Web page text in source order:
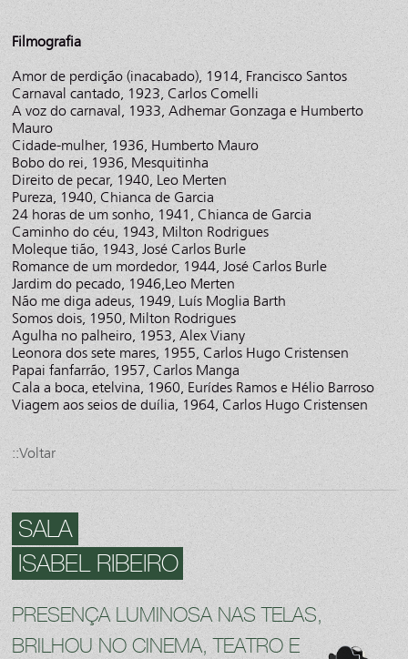
Filmografia
Amor de perdição (inacabado), 1914, Francisco Santos
Carnaval cantado, 1923, Carlos Comelli
A voz do carnaval, 1933, Adhemar Gonzaga e Humberto
Mauro
Cidade-mulher, 1936, Humberto Mauro
Bobo do rei, 1936, Mesquitinha
Direito de pecar, 1940, Leo Merten
Pureza, 1940, Chianca de Garcia
24 horas de um sonho, 1941, Chianca de Garcia
Caminho do céu, 1943, Milton Rodrigues
Moleque tião, 1943, José Carlos Burle
Romance de um mordedor, 1944, José Carlos Burle
Jardim do pecado, 1946,Leo Merten
Não me diga adeus, 1949, Luís Moglia Barth
Somos dois, 1950, Milton Rodrigues
Agulha no palheiro, 1953, Alex Viany
Leonora dos sete mares, 1955, Carlos Hugo Cristensen
Papai fanfarrão, 1957, Carlos Manga
Cala a boca, etelvina, 1960, Eurídes Ramos e Hélio Barroso
Viagem aos seios de duília, 1964, Carlos Hugo Cristensen
::Voltar
SALA
ISABEL RIBEIRO
PRESENÇA LUMINOSA NAS TELAS,
BRILHOU NO CINEMA, TEATRO E